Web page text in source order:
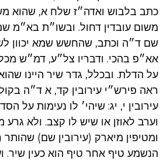
כתב בלבוש ואדה״ז שלח א, שהוא
משום עובדין דחול. ובשו״ת בא״מ
שם ד״ה וכתב, שהחשש שמא יכוון
אא״פ בהכי. ודבריו צל״ע, דמ״ש
על הדלת. ובכלל, גדר שיר היינו
ראה פירש״י עירובין קד, א ד״ה
עירובין י, יג: שיהי׳ לו נעימות על
וערב לאוזן או שיש לו קצב. ולא גרע
ומטיפין מיארק (עירובין שם)
הנשמע טיף אחר טיף הוא כעין שיר.